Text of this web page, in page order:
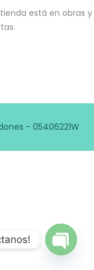
está en obras y
- 05406221W